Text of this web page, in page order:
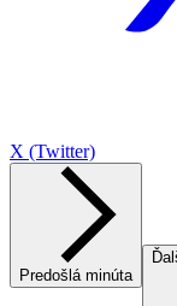
X (Twitter)
Predošlá minúta